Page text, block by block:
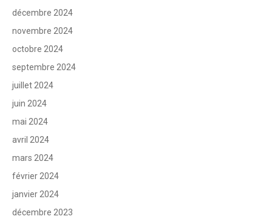
décembre 2024
novembre 2024
octobre 2024
septembre 2024
juillet 2024
juin 2024
mai 2024
avril 2024
mars 2024
février 2024
janvier 2024
décembre 2023